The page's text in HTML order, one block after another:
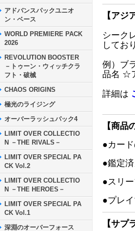
アドバンスパックユニオ
ン・ベース
WORLD PREMIERE PACK
2026
REVOLUTION BOOSTER
－トゥーン・ウィッチクラ
フト・破械
CHAOS ORIGINS
極光のライジング
オーバーラッシュパック4
LIMIT OVER COLLECTIO
N －THE RIVALS－
LIMIT OVER SPECIAL PA
CK Vol.2
LIMIT OVER COLLECTIO
N －THE HEROES－
LIMIT OVER SPECIAL PA
CK Vol.1
深淵のオーバーフォース
【アジ
シーク
してお
例）ブ
品名 ☆
詳細は
【商品
●カー
●鑑定
●スリ
●プレ
【サプ